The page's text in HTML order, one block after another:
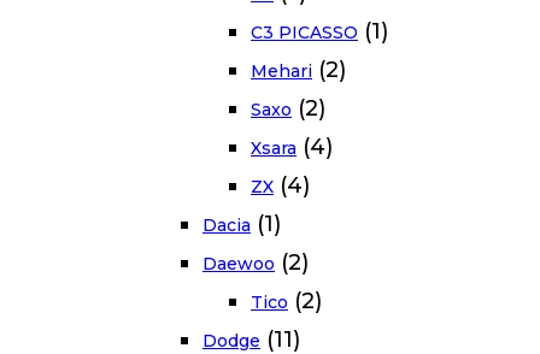
C3 PICASSO (1)
Mehari (2)
Saxo (2)
Xsara (4)
ZX (4)
Dacia (1)
Daewoo (2)
Tico (2)
Dodge (11)